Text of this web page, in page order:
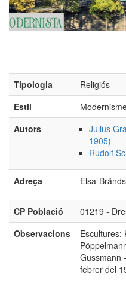
Autors
Julius
1905)
Rudolf
CP Població
01219 -
Observacions
Escultures:
febrer del
Si voleu aportar més
No està autoritzada la
sense el